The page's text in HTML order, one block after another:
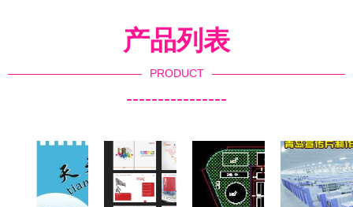
产品列表
PRODUCT
----------------